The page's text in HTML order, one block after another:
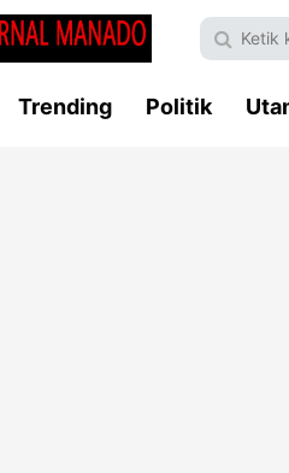
Trending Politik